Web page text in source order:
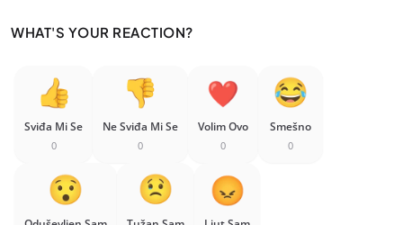
WHAT'S YOUR REACTION?
Sviđa Mi Se
0
Ne Sviđa Mi Se
0
Volim Ovo
0
Smešno
0